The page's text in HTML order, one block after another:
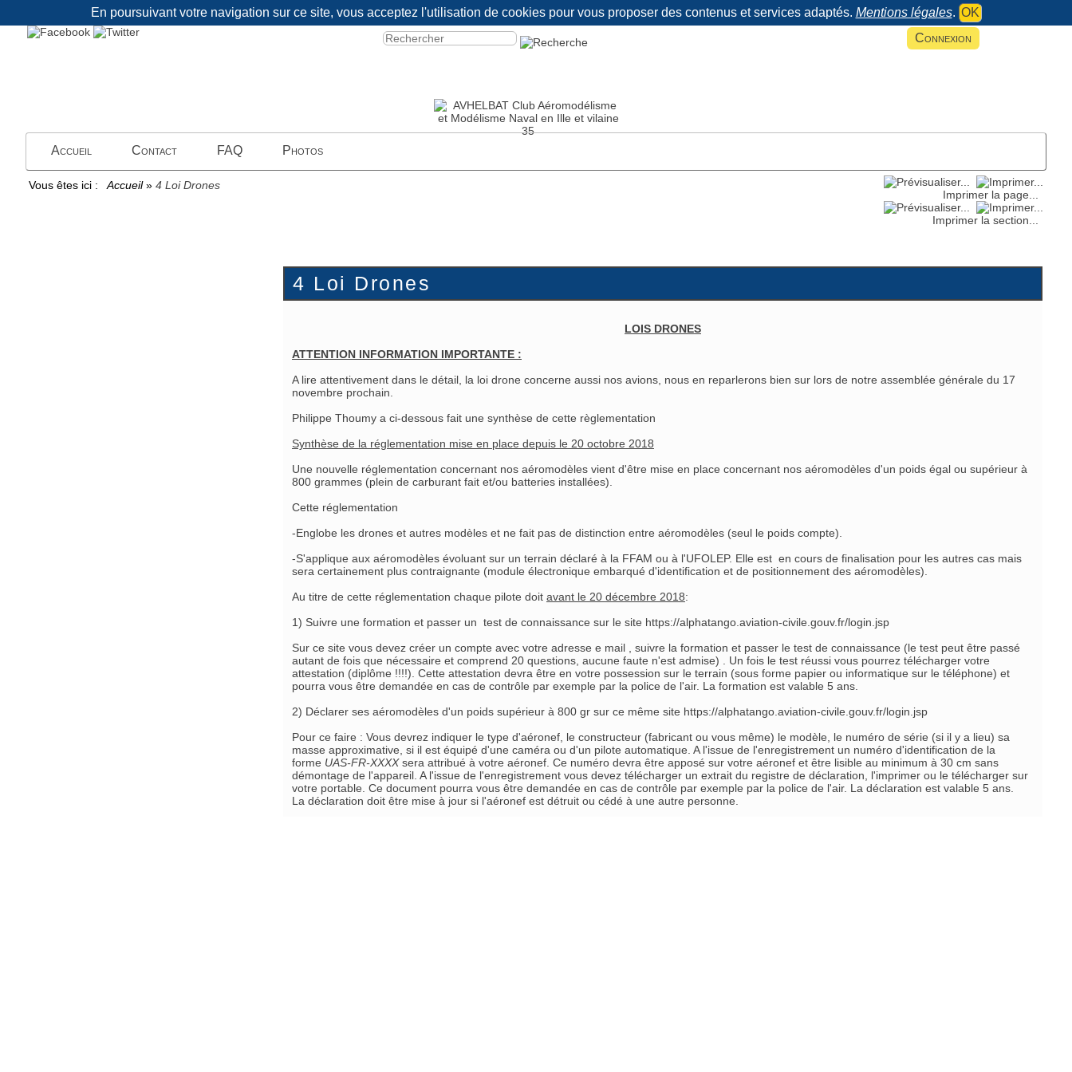
En poursuivant votre navigation sur ce site, vous acceptez l'utilisation de cookies pour vous proposer des contenus et services adaptés. Mentions légales. OK
Connexion
Accueil Contact FAQ Photos
Vous êtes ici : Accueil» 4 Loi Drones
Imprimer la page...
Imprimer la section...
4 Loi Drones
LOIS DRONES
ATTENTION INFORMATION IMPORTANTE :
A lire attentivement dans le détail, la loi drone concerne aussi nos avions, nous en reparlerons bien sur lors de notre assemblée générale du 17
novembre prochain.
Philippe Thoumy a ci-dessous fait une synthèse de cette règlementation
Synthèse de la réglementation mise en place depuis le 20 octobre 2018
Une nouvelle réglementation concernant nos aéromodèles vient d'être mise en place concernant nos aéromodèles d'un poids égal ou supérieur à
800 grammes (plein de carburant fait et/ou batteries installées).
Cette réglementation
-Englobe les drones et autres modèles et ne fait pas de distinction entre aéromodèles (seul le poids compte).
-S'applique aux aéromodèles évoluant sur un terrain déclaré à la FFAM ou à l'UFOLEP. Elle est en cours de finalisation pour les autres cas mais
sera certainement plus contraignante (module électronique embarqué d'identification et de positionnement des aéromodèles).
Au titre de cette réglementation chaque pilote doit avant le 20 décembre 2018:
1) Suivre une formation et passer un test de connaissance sur le site https://alphatango.aviation-civile.gouv.fr/login.jsp
Sur ce site vous devez créer un compte avec votre adresse e mail , suivre la formation et passer le test de connaissance (le test peut être passé
autant de fois que nécessaire et comprend 20 questions, aucune faute n'est admise) . Un fois le test réussi vous pourrez télécharger votre
attestation (diplôme !!!!). Cette attestation devra être en votre possession sur le terrain (sous forme papier ou informatique sur le téléphone) et
pourra vous être demandée en cas de contrôle par exemple par la police de l'air. La formation est valable 5 ans.
2) Déclarer ses aéromodèles d'un poids supérieur à 800 gr sur ce même site https://alphatango.aviation-civile.gouv.fr/login.jsp
Pour ce faire : Vous devrez indiquer le type d'aéronef, le constructeur (fabricant ou vous même) le modèle, le numéro de série (si il y a lieu) sa
masse approximative, si il est équipé d'une caméra ou d'un pilote automatique. A l'issue de l'enregistrement un numéro d'identification de la
forme UAS-FR-XXXXsera attribué à votre aéronef. Ce numéro devra être apposé sur votre aéronef et être lisible au minimum à 30 cm sans
démontage de l'appareil. A l'issue de l'enregistrement vous devez télécharger un extrait du registre de déclaration, l'imprimer ou le télécharger sur
votre portable. Ce document pourra vous être demandée en cas de contrôle par exemple par la police de l'air. La déclaration est valable 5 ans.
La déclaration doit être mise à jour si l'aéronef est détruit ou cédé à une autre personne.